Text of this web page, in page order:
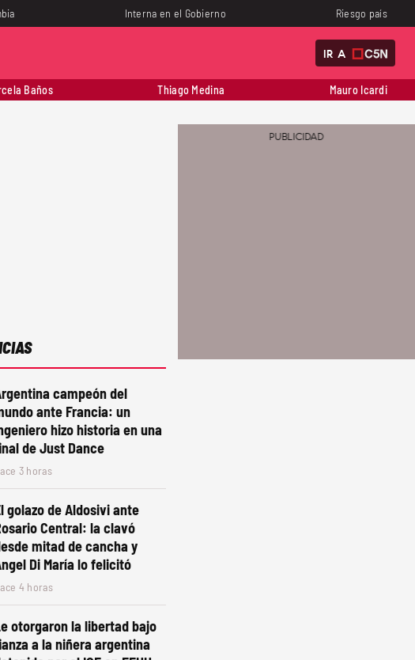
Interna en el Gobierno Riesgo país
IR A
Baños Thiago Medina Mauro Icardi
campeón del
ante Francia: un
hizo historia en una
de Just Dance
3 horas
golazo de Aldosivi ante
Central: la clavó
mitad de cancha y
Di María lo felicitó
4 horas
otorgaron la libertad bajo
a la niñera argentina